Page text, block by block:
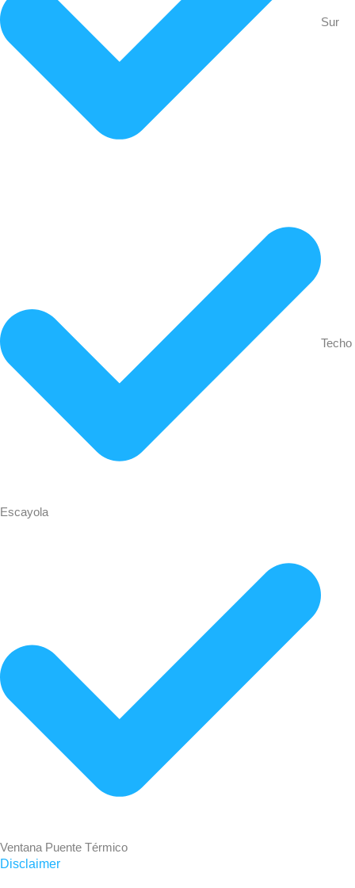
Sur
Techo
Escayola
Ventana Puente Térmico
Disclaimer